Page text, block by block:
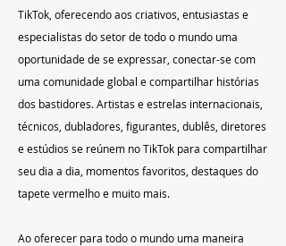
TikTok, oferecendo aos criativos, entusiastas e
especialistas do setor de todo o mundo uma
oportunidade de se expressar, conectar-se com
uma comunidade global e compartilhar histórias
dos bastidores. Artistas e estrelas internacionais,
técnicos, dubladores, figurantes, dublês, diretores
e estúdios se reúnem no TikTok para compartilhar
seu dia a dia, momentos favoritos, destaques do
tapete vermelho e muito mais.
Ao oferecer para todo o mundo uma maneira